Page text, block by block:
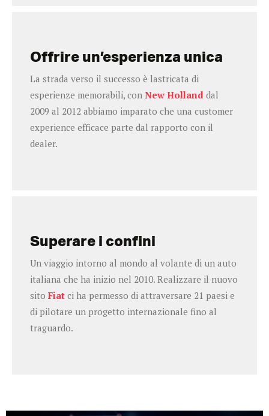
Offrire un’esperienza unica
La strada verso il successo è lastricata di
esperienze memorabili, con New Holland dal
2009 al 2012 abbiamo imparato che una customer
experience efficace parte dal rapporto con il
dealer.
Superare i confini
Un viaggio intorno al mondo al volante di un auto
italiana che ha inizio nel 2010. Realizzare il nuovo
sito Fiat ci ha permesso di attraversare 21 paesi e
di pilotare un progetto internazionale fino al
traguardo.